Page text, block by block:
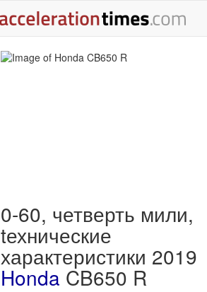
0-60, четверть мили,
tехнические
характеристики 2019
Honda CB650 R